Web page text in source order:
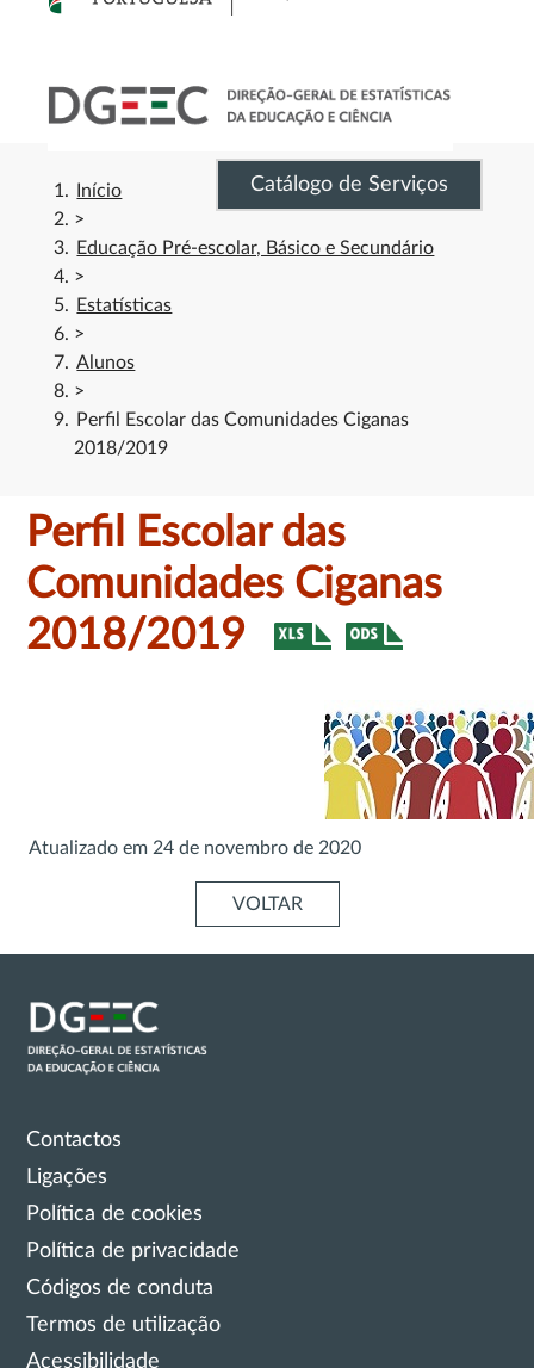
Catálogo de Serviços
Início
>
Educação Pré-escolar, Básico e Secundário
>
Estatísticas
>
Alunos
>
Perfil Escolar das Comunidades Ciganas
2018/2019
Perfil Escolar das
Comunidades Ciganas
2018/2019
Atualizado em 24 de novembro de 2020
VOLTAR
Contactos
Ligações
Política de cookies
Política de privacidade
Códigos de conduta
Termos de utilização
Acessibilidade